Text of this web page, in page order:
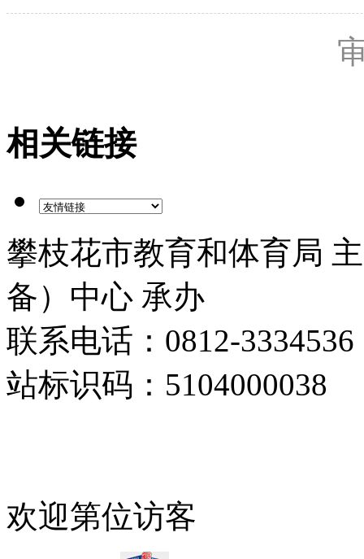
相关链接
攀枝花市教育和体育局
备）中心 承办
联系电话：0812-
站标识码：5104000038
欢迎第位访客